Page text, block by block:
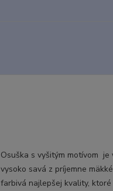
Osuška s vyšitým motívom je
vysoko savá z príjemne
farbivá najlepšej kvality,